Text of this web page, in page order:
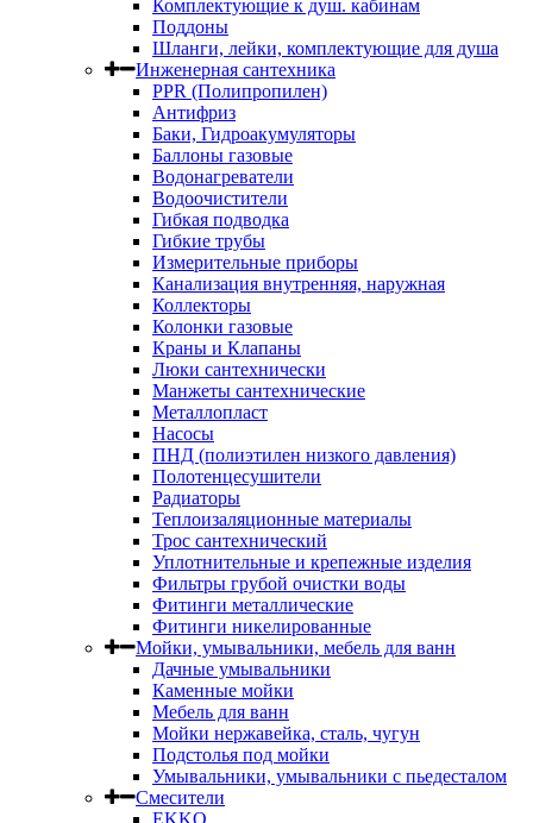
Комплектующие к душ. кабинам
Поддоны
Шланги, лейки, комплектующие для душа
Инженерная сантехника
PPR (Полипропилен)
Антифриз
Баки, Гидроакумуляторы
Баллоны газовые
Водонагреватели
Водоочистители
Гибкая подводка
Гибкие трубы
Измерительные приборы
Канализация внутренняя, наружная
Коллекторы
Колонки газовые
Краны и Клапаны
Люки сантехнически
Манжеты сантехнические
Металлопласт
Насосы
ПНД (полиэтилен низкого давления)
Полотенцесушители
Радиаторы
Теплоизаляционные материалы
Трос сантехнический
Уплотнительные и крепежные изделия
Фильтры грубой очистки воды
Фитинги металлические
Фитинги никелированные
Мойки, умывальники, мебель для ванн
Дачные умывальники
Каменные мойки
Мебель для ванн
Мойки нержавейка, сталь, чугун
Подстолья под мойки
Умывальники, умывальники с пьедесталом
Смесители
EKKO